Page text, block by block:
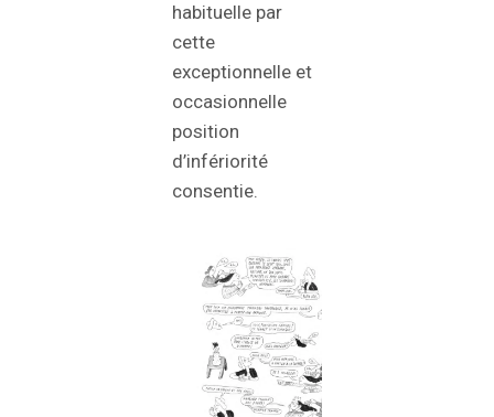
habituelle par
cette
exceptionnelle et
occasionnelle
position
d’infériorité
consentie.